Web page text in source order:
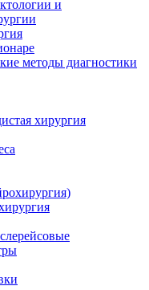
и
методы диагностики
хирургия